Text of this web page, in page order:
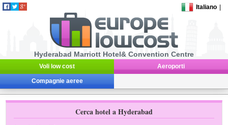
Italiano
Hyderabad Marriott Hotel& Convention Centre
Voli low cost Aeroporti
Compagnie aeree
Cerca hotel a Hyderabad